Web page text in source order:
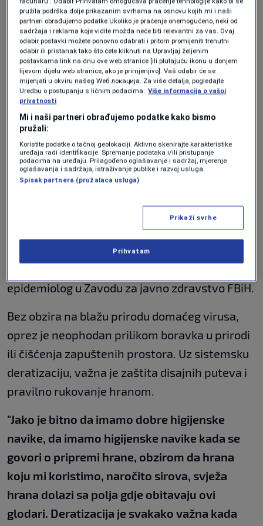
SVIJET |8. maj.
EK: Rizik od hantavirusa za
Evropljane ostaje nizak
SVIJET|7. maj.
"Na našim područjima je Dobrava virus, tip
virusa koji ide sa blažim simptomima,
konkretno sa bubrežnim simptomima, ne
prenosi se sa čovjeka na čovjeka i obično ima
blaži klinički tijek, tj. ne završava smrtnim
ishodom. Za razliku od slučaja u Americi, soj
on daje teži oblik bolesti sa upalom pluća koja
može dovesti do respiratornog distres
sindroma i zna završiti smrtnim ishodom"
epidemiolog u Zavodu za javno zdravstvo FBiH.
Bez obzira na blažu prirodu domaćeg virusa,
oprez je neophodan prilikom boravka u prirodi
ili čišćenja zapuštenih prostora. Uz sistemsku
deratizaciju, važna je zaštita disajnih puteva i
pravilno rukovanje hranom.
"Jako je bitno da imamo dobre higijenske
navike, da imamo higijenske navike kada se
govori o pripremi hrane, obzirom da hrana
koju mi koristimo, naročito sirova, svježa
hrana dolazi sa polja gdje obitavaju ovi
glodari. Deratizacija je svakako važna kada
pružila podrška dolje prikazanim svrhama na osnovu kojih mi i naši
partneri obrađujemo podatke Ukoliko je praćenje onemogućeno, neki od
sadržaja i reklama koje vidite možda neće biti relevantni za vas. Ovaj
odabir postavki možete ponovno odabrati i pritom promijeniti trenutni
odabir ili pristanak tako što ćete kliknuti na Upravljaj željenim
postavkama link na dnu ove web stranice [ili plutajuću ikonu u donjem
lijevom dijelu web stranice, ako je primjenjivo]. Vaš odabir će se
mijenjati u okviru našeg Wеб локација. Za više detalja, pogledajte
Uredbu o postupanju s ličnim podacima. Više informacija o vašoj
privatnosti
Mi i naši partneri obrađujemo podatke kako bismo
pružali:
Koristite podatke o tačnoj geolokaciji. Aktivno skenirajte karakteristike
uređaja radi identifikacije. Spremanje podataka i/ili pristupanje
podacima na uređaju. Prilagođeno oglašavanje i sadržaj, mjerenje
oglašavanja i sadržaja, istraživanje publike i razvoj usluga.
Spisak partnera (pružalaca usluga)
Prikaži svrhe
Prihvatam